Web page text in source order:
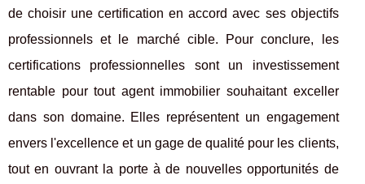
de choisir une certification en accord avec ses objectifs
professionnels et le marché cible. Pour conclure, les
certifications professionnelles sont un investissement
rentable pour tout agent immobilier souhaitant exceller
dans son domaine. Elles représentent un engagement
envers l'excellence et un gage de qualité pour les clients,
tout en ouvrant la porte à de nouvelles opportunités de